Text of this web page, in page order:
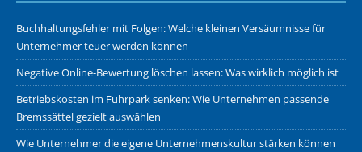
Buchhaltungsfehler mit Folgen: Welche kleinen Versäumnisse für
Unternehmer teuer werden können
Negative Online-Bewertung löschen lassen: Was wirklich möglich ist
Betriebskosten im Fuhrpark senken: Wie Unternehmen passende
Bremssättel gezielt auswählen
Wie Unternehmer die eigene Unternehmenskultur stärken können